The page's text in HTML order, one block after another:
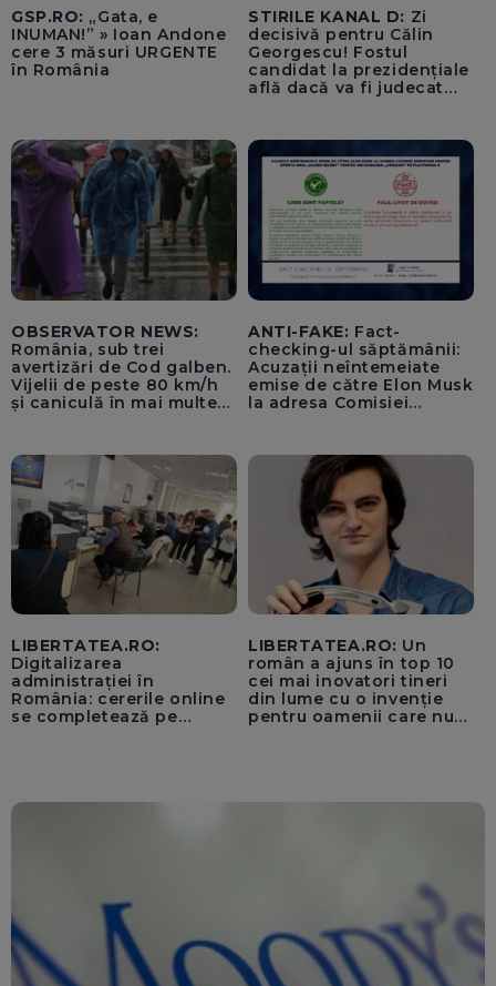
GSP.RO: „Gata, e
INUMAN!” » Ioan Andone
cere 3 măsuri URGENTE
în România
STIRILE KANAL D: Zi
decisivă pentru Călin
Georgescu! Fostul
candidat la prezidențiale
află dacă va fi judecat
OBSERVATOR NEWS:
România, sub trei
avertizări de Cod galben.
Vijelii de peste 80 km/h
și caniculă în mai multe
ANTI-FAKE: Fact-
checking-ul săptămânii:
Acuzații neîntemeiate
emise de către Elon Musk
la adresa Comisiei
pentru instaurarea
„cenzurii” pe platforma X
LIBERTATEA.RO:
Digitalizarea
administrației în
România: cererile online
se completează pe
LIBERTATEA.RO: Un
român a ajuns în top 10
cei mai inovatori tineri
din lume cu o invenție
pentru oamenii care nu